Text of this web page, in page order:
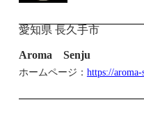
愛知県 長久手市
Aroma Senju
ホームページ： https://